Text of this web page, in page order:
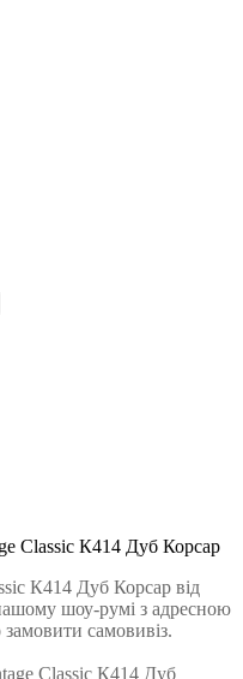
Classic К414 Дуб Корсар
К414 Дуб Корсар від
шоу-румі з адресною
самовивіз.
Classic К414 Дуб